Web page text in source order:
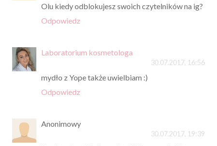
Olu kiedy odblokujesz swoich czytelników na ig?
Odpowiedz
Laboratorium kosmetologa
30.07.2017, 16:56
mydło z Yope także uwielbiam :)
Odpowiedz
Anonimowy
30.07.2017, 19:39